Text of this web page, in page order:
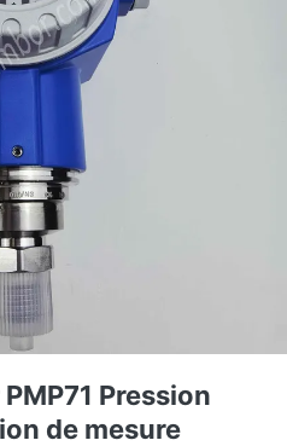
Pression
de mesure